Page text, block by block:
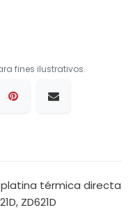
fines ilustrativos.
platina térmica directa
ZD621D